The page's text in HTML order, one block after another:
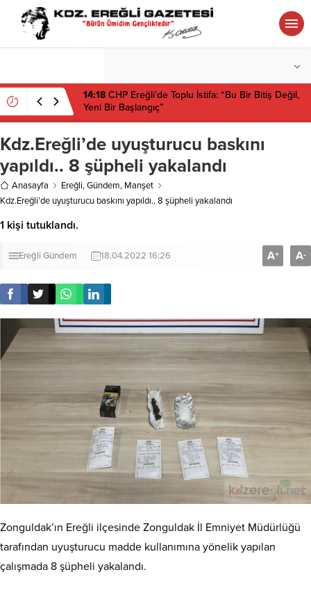
14:18 CHP Ereğli’de Toplu İstifa: “Bu Bir Bitiş Değil,
Yeni Bir Başlangıç”
Kdz.Ereğli’de uyuşturucu baskını
yapıldı.. 8 şüpheli yakalandı
Anasayfa Ereğli,Gündem, Manşet
Kdz.Ereğli’de uyuşturucu baskını yapıldı.. 8 şüpheli yakalandı
1 kişi tutuklandı.
Ereğli Gündem 18.04.2022 16:26 A+ A-
Zonguldak’ın Ereğli ilçesinde Zonguldak İl Emniyet Müdürlüğü
tarafından uyuşturucu madde kullanımına yönelik yapılan
çalışmada 8 şüpheli yakalandı.